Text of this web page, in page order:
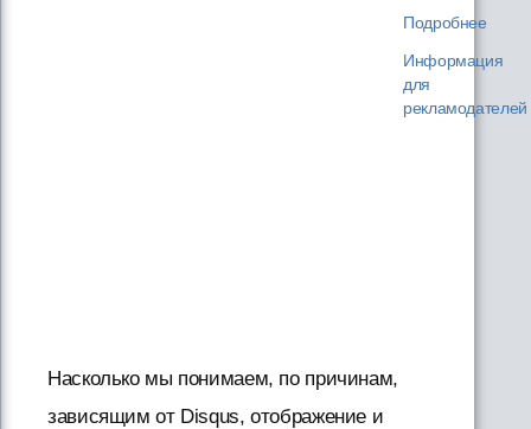
Насколько мы понимаем, по причинам,
зависящим от Disqus, отображение и
Подробнее
Информация
для
рекламодателей